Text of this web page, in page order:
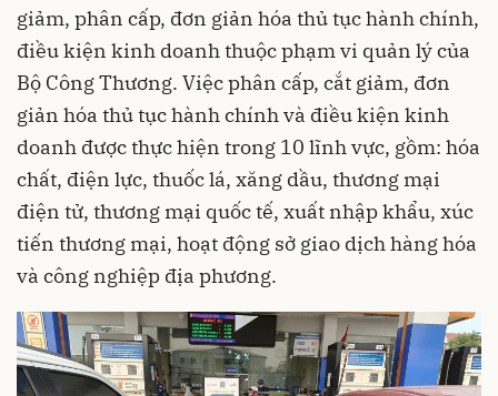
giảm, phân cấp, đơn giản hóa thủ tục hành chính,
điều kiện kinh doanh thuộc phạm vi quản lý của
Bộ Công Thương. Việc phân cấp, cắt giảm, đơn
giản hóa thủ tục hành chính và điều kiện kinh
doanh được thực hiện trong 10 lĩnh vực, gồm: hóa
chất, điện lực, thuốc lá, xăng dầu, thương mại
điện tử, thương mại quốc tế, xuất nhập khẩu, xúc
tiến thương mại, hoạt động sở giao dịch hàng hóa
và công nghiệp địa phương.